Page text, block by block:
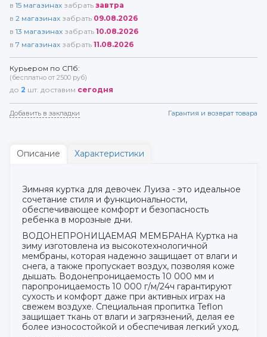
в 15 магазинах забрать завтра
в 2 магазинах забрать 09.08.2026
в 13 магазинах забрать 10.08.2026
в 7 магазинах забрать 11.08.2026
Курьером по СПб:
(бесплатно от 2500 руб)
до 2 шт. доставим сегодня
Добавить в закладки Гарантия и возврат товара
Описание Характеристики
Зимняя куртка для девочек Луиза - это идеальное
сочетание стиля и функциональности,
обеспечивающее комфорт и безопасность
ребенка в морозные дни.
ВОДОНЕПРОНИЦАЕМАЯ МЕМБРАНА Куртка на
зиму изготовлена из высокотехнологичной
мембраны, которая надежно защищает от влаги и
снега, а также пропускает воздух, позволяя коже
дышать. Водонепроницаемость 10 000 мм и
паропроницаемость 10 000 г/м/24ч гарантируют
сухость и комфорт даже при активных играх на
свежем воздухе. Специальная пропитка Teflon
защищает ткань от влаги и загрязнений, делая ее
более износостойкой и обеспечивая легкий уход.